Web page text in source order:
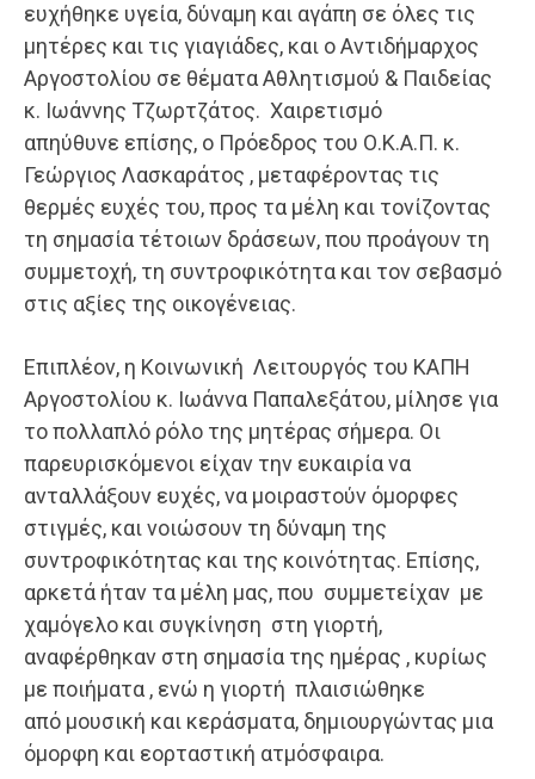
ευχήθηκε υγεία, δύναμη και αγάπη σε όλες τις
μητέρες και τις γιαγιάδες, και ο Αντιδήμαρχος
Αργοστολίου σε θέματα Αθλητισμού & Παιδείας
κ. Ιωάννης Τζωρτζάτος. Χαιρετισμό
απηύθυνε επίσης, ο Πρόεδρος του Ο.Κ.Α.Π. κ.
Γεώργιος Λασκαράτος , μεταφέροντας τις
θερμές ευχές του, προς τα μέλη και τονίζοντας
τη σημασία τέτοιων δράσεων, που προάγουν τη
συμμετοχή, τη συντροφικότητα και τον σεβασμό
στις αξίες της οικογένειας.
​Επιπλέον, η Κοινωνική Λειτουργός του ΚΑΠΗ
Αργοστολίου κ. Ιωάννα Παπαλεξάτου, μίλησε για
το πολλαπλό ρόλο της μητέρας σήμερα. Οι
παρευρισκόμενοι είχαν την ευκαιρία να
ανταλλάξουν ευχές, να μοιραστούν όμορφες
στιγμές, και νοιώσουν τη δύναμη της
συντροφικότητας και της κοινότητας. Επίσης,
αρκετά ήταν τα μέλη μας, που συμμετείχαν με
χαμόγελο και συγκίνηση στη γιορτή,
αναφέρθηκαν στη σημασία της ημέρας , κυρίως
με ποιήματα , ενώ η γιορτή πλαισιώθηκε
από μουσική και κεράσματα, δημιουργώντας μια
όμορφη και εορταστική ατμόσφαιρα.